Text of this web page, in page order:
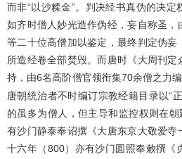
而非“以沙糅金”。判决经书真伪的决定
如齐时僧人妙光造作伪经，妄自称圣
等二十位高僧加以鉴定，最终判定伪妄
所造经卷全部焚毁。而唐时《大周刊
持，由6名高阶僧官领衔集70余僧之力
唐朝统治者不时编订宗教经籍目录以“
的虽多为僧人，但主导和监控权则在
有沙门静泰奉诏撰《大唐东京大敬爱
十六年（800）亦有沙门圆照奉敕撰《